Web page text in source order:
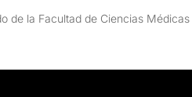
de la Facultad de Ciencias Médicas